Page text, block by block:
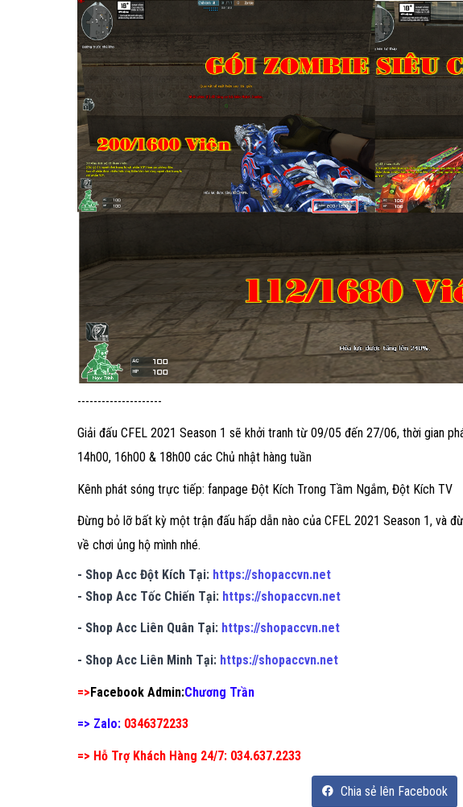
---------------------
Giải đấu CFEL 2021 Season 1 sẽ khởi tranh từ 09/05 đến 27/06, thời gian
14h00, 16h00 & 18h00 các Chủ nhật hàng tuần
Kênh phát sóng trực tiếp: fanpage Đột Kích Trong Tầm Ngắm, Đột Kích TV
Đừng bỏ lỡ bất kỳ một trận đấu hấp dẫn nào của CFEL 2021 Season 1, và
về chơi ủng hộ mình nhé.
- Shop Acc Đột Kích Tại: https://shopaccvn.net
- Shop Acc Tốc Chiến Tại: https://shopaccvn.net
- Shop Acc Liên Quân Tại: https://shopaccvn.net
- Shop Acc Liên Minh Tại: https://shopaccvn.net
=>Facebook Admin:Chương Trần
=> Zalo: 0346372233
=> Hỗ Trợ Khách Hàng 24/7: 034.637.2233
Chia sẻ lên Facebook